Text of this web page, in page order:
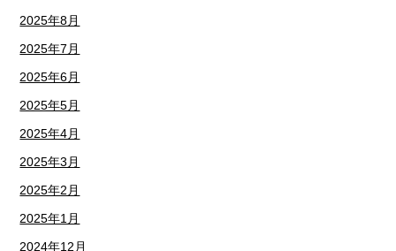
2025年8月
2025年7月
2025年6月
2025年5月
2025年4月
2025年3月
2025年2月
2025年1月
2024年12月